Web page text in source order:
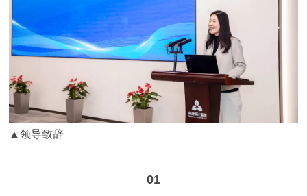
▲领导致辞
01